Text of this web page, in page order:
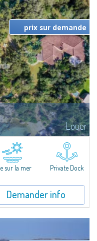
Louer
des paysages les plus
un magnifique jardin de
jetée pour amarrage...
prix sur demande
sur la mer Private Dock
Demander info